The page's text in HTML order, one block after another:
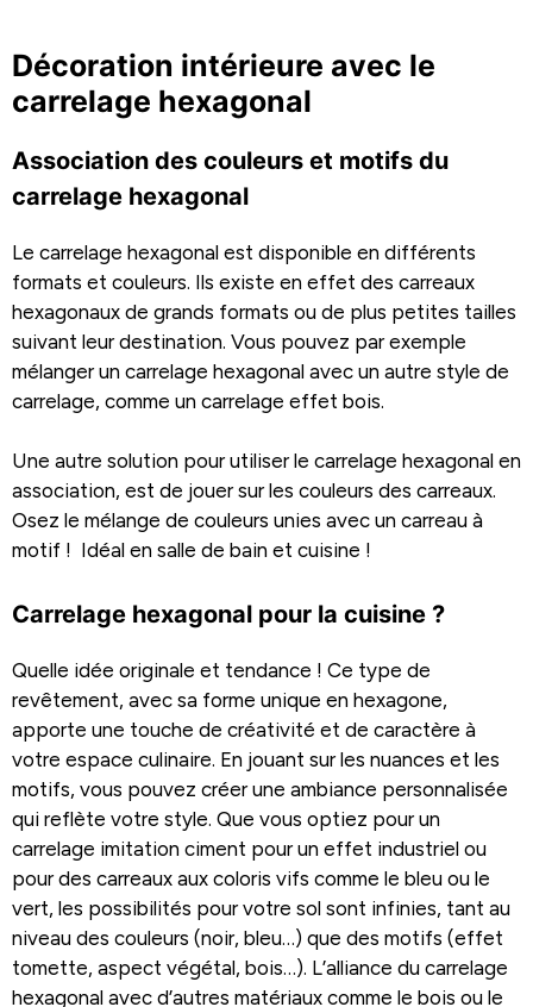
Décoration intérieure avec le
carrelage hexagonal
Association des couleurs et motifs du
carrelage hexagonal
Le carrelage hexagonal est disponible en différents
formats et couleurs. Ils existe en effet des carreaux
hexagonaux de grands formats ou de plus petites tailles
suivant leur destination. Vous pouvez par exemple
mélanger un carrelage hexagonal avec un autre style de
carrelage, comme un carrelage effet bois.
Une autre solution pour utiliser le carrelage hexagonal en
association, est de jouer sur les couleurs des carreaux.
Osez le mélange de couleurs unies avec un carreau à
motif ! Idéal en salle de bain et cuisine !
Carrelage hexagonal pour la cuisine ?
Quelle idée originale et tendance ! Ce type de
revêtement, avec sa forme unique en hexagone,
apporte une touche de créativité et de caractère à
votre espace culinaire. En jouant sur les nuances et les
motifs, vous pouvez créer une ambiance personnalisée
qui reflète votre style. Que vous optiez pour un
carrelage imitation ciment pour un effet industriel ou
pour des carreaux aux coloris vifs comme le bleu ou le
vert, les possibilités pour votre sol sont infinies, tant au
niveau des couleurs (noir, bleu…) que des motifs (effet
tomette, aspect végétal, bois…). L’alliance du carrelage
hexagonal avec d’autres matériaux comme le bois ou le